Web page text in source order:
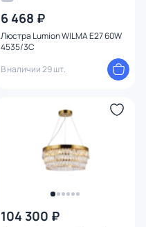
6 468 ₽
Люстра Lumion WILMA E27 60W
4535/3C
В наличии 29 шт.
104 300 ₽